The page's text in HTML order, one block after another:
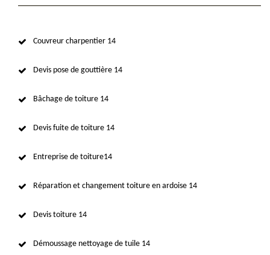
Couvreur charpentier 14
Devis pose de gouttière 14
Bâchage de toiture 14
Devis fuite de toiture 14
Entreprise de toiture14
Réparation et changement toiture en ardoise 14
Devis toiture 14
Démoussage nettoyage de tuile 14